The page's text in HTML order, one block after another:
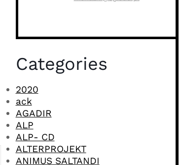
Categories
2020
ack
AGADIR
ALP
ALP- CD
ALTERPROJEKT
ANIMUS SALTANDI